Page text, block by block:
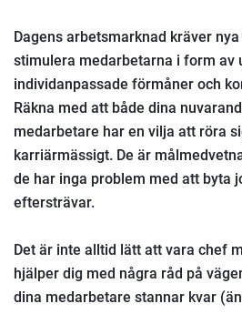
Dagens arbetsmarknad kräver
stimulera medarbetarna i form av
individanpassade förmåner och
Räkna med att både dina
medarbetare har en vilja att röra
karriärmässigt. De är
de har inga problem med att byta
eftersträvar.
Det är inte alltid lätt att vara chef
hjälper dig med några råd på
dina medarbetare stannar kvar